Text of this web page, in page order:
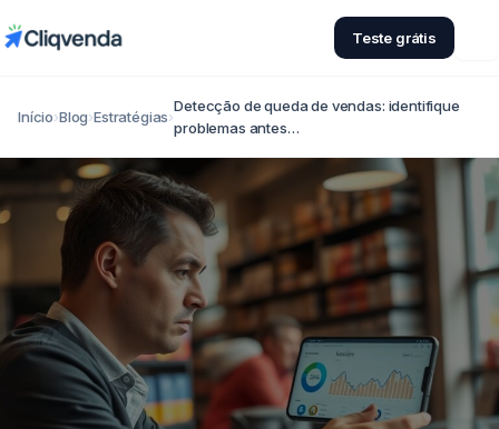
Teste grátis
Início›Blog›Estratégias›
Detecção de queda de vendas: identifique
problemas antes…